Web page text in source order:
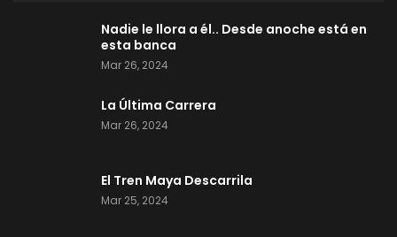
Nadie le llora a él.. Desde anoche está en
esta banca
Mar 26, 2024
La Última Carrera
Mar 26, 2024
El Tren Maya Descarrila
Mar 25, 2024